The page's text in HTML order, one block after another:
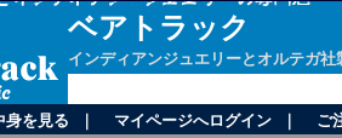
ベアトラック
インディアンジュエリーとオルテガ
身を見る マイページへログイン ご